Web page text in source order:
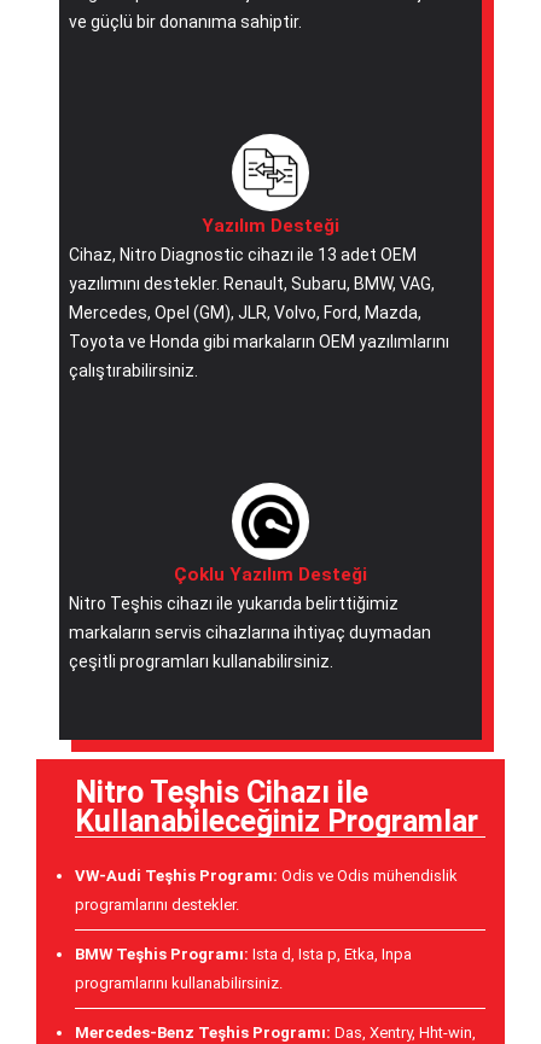
ve güçlü bir donanıma sahiptir.
Yazılım Desteği
Cihaz, Nitro Diagnostic cihazı ile 13 adet OEM
yazılımını destekler. Renault, Subaru, BMW, VAG,
Mercedes, Opel (GM), JLR, Volvo, Ford, Mazda,
Toyota ve Honda gibi markaların OEM yazılımlarını
çalıştırabilirsiniz.
Çoklu Yazılım Desteği
Nitro Teşhis cihazı ile yukarıda belirttiğimiz
markaların servis cihazlarına ihtiyaç duymadan
çeşitli programları kullanabilirsiniz.
Nitro Teşhis Cihazı ile
Kullanabileceğiniz Programlar
VW-Audi Teşhis Programı: Odis ve Odis mühendislik
programlarını destekler.
BMW Teşhis Programı: Ista d, Ista p, Etka, Inpa
programlarını kullanabilirsiniz.
Mercedes-Benz Teşhis Programı: Das, Xentry, Hht-win,